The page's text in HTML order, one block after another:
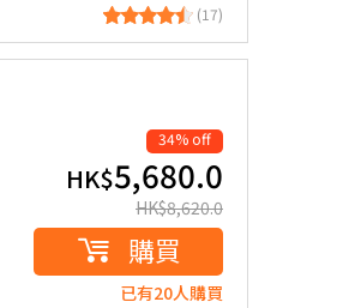
(17)
34% off
HK$5,680.0
HK$8,620.0
購買
已有20人購買